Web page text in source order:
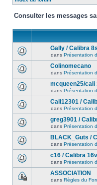
Consulter les messages
Gally / Calibra 8s
dans Présentation
Colinomecano
dans Présentation
mcqueen25/cali
dans Présentation
Cali12301 /
dans Présentation
greg3901 /
dans Présentation
BLACK_Guts /
dans Présentation
c16 / Calibra 16v
dans Présentation
ASSOCIATION
dans Règles du